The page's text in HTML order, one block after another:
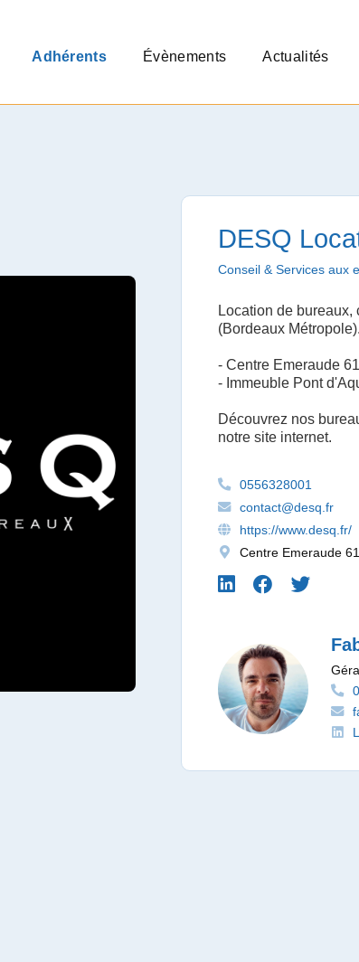
Adhérents Évènements Actualités
DESQ
Conseil & Services aux
Location de
(Bordeaux Métropole).
- Centre Emeraude
- Immeuble Pont
Découvrez nos
notre site internet.
0556328001
contact@desq.fr
https://www.desq.fr/
Centre Emeraude